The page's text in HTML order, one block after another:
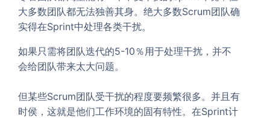
大多数团队都无法独善其身。绝大多数Scrum团队确
实得在Sprint中处理各类干扰。
如果只需将团队迭代的5-10％用于处理干扰，并不
会给团队带来太大问题。
但某些Scrum团队受干扰的程度要频繁很多。并且有
时侯，这就是他们工作环境的固有特性。在Sprint计